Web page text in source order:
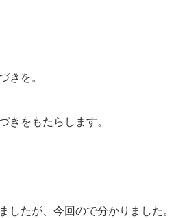
きを。
きをもたらします。
したが、今回ので分かりました。